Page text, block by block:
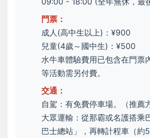
門票：
成人(高中生以上)：¥900
兒童(4歲～國中生)：¥500
水牛車體驗費用已包含在門票
等活動需另付費。
交通：
自駕：有免費停車場。（推薦
大眾運輸：從那霸或名護搭乘
巴士總站」，再轉計程車（約